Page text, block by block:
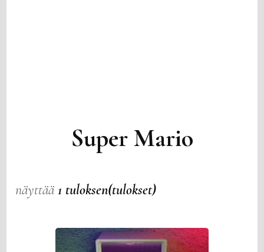
Super Mario
näyttää1 tuloksen(tulokset)